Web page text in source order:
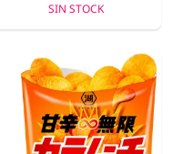
SIN STOCK